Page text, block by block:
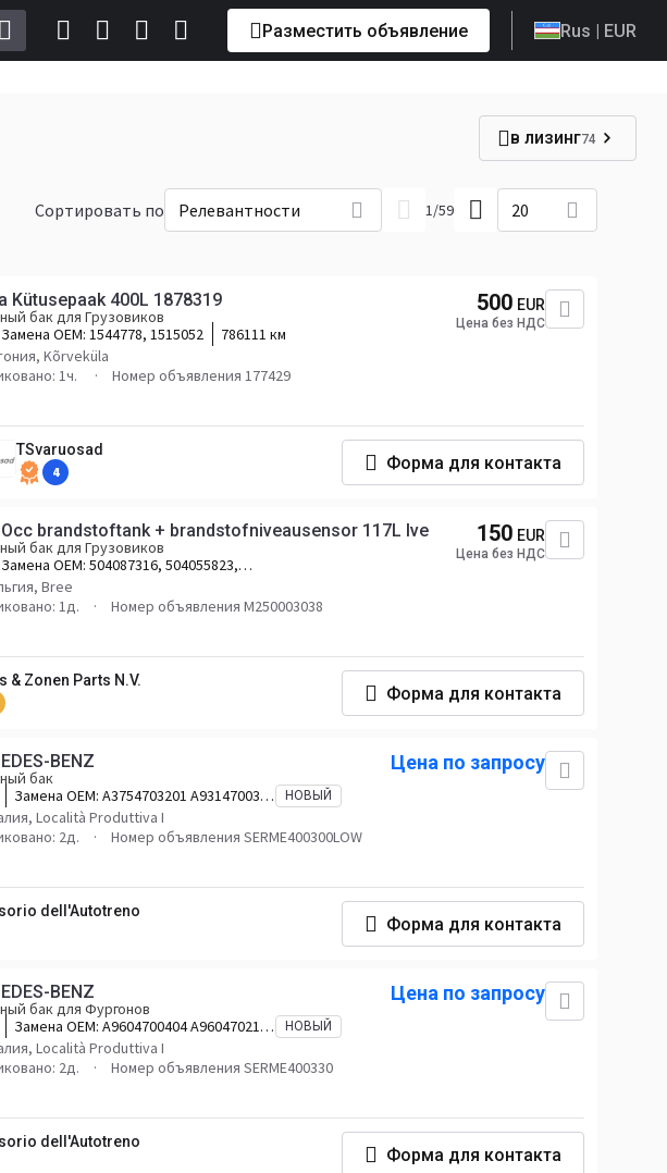
Разместить объявление Rus | EUR
в лизинг74
Сортировать по Релевантности 1/59 20
Kütusepaak 400L 1878319
бак для Грузовиков
Замена OEM: 1544778, 1515052
786111 км
Kõrveküla
1ч.
Номер объявления 177429
500 EUR
Цена без НДС
TSvaruosad
4 Форма для контакта
brandstoftank + brandstofniveausensor 117L Ive
бак для Грузовиков
Замена OEM: 504087316, 504055823,
504075432
Bree
1д.
Номер объявления M250003038
150 EUR
Цена без НДС
& Zonen Parts N.V.
Форма для контакта
BENZ
бак
Замена OEM: A3754703201 A9314700301
A9414700201 A9414701101 A9424700201
НОВЫЙ
Località Produttiva I
2д.
Номер объявления SERME400300LOW
Цена по запросу
dell'Autotreno
Форма для контакта
BENZ
бак для Фургонов
Замена OEM: A9604700404 A9604702103
A9604703104
НОВЫЙ
Località Produttiva I
2д.
Номер объявления SERME400330
Цена по запросу
dell'Autotreno
Форма для контакта